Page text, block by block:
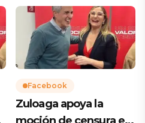
Facebook
Zuloaga apoya la